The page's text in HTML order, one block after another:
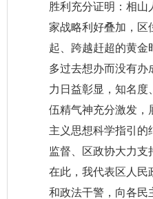
胜利充分证明：相
家战略利好叠加，区
起、跨越赶超的黄金
多过去想办而没有办
力日益彰显，知名度
伍精气神充分激发，
主义思想科学指引的
监督、区政协大力支
在此，我代表区人民
和政法干警，向各民